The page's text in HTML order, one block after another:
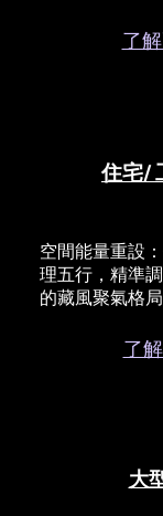
了
住宅/
空間能量重設
理五行，精準
的藏風聚氣格局
了
大